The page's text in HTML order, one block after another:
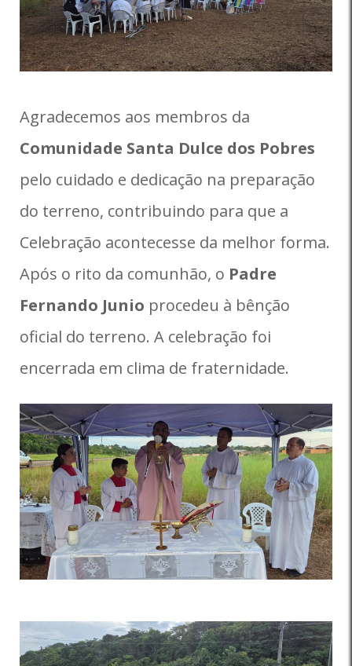
Agradecemos aos membros da
Comunidade Santa Dulce dos Pobres
pelo cuidado e dedicação na preparação
do terreno, contribuindo para que a
Celebração acontecesse da melhor forma.
Após o rito da comunhão, o Padre
Fernando Junio procedeu à bênção
oficial do terreno. A celebração foi
encerrada em clima de fraternidade.